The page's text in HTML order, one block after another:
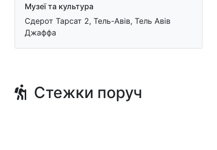
Музеї та культура
Сдерот Тарсат 2, Тель-Авів, Тель Авів
Джаффа
Стежки поруч